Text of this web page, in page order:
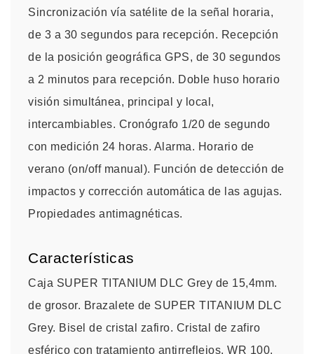
Sincronización vía satélite de la señal horaria,
de 3 a 30 segundos para recepción. Recepción
de la posición geográfica GPS, de 30 segundos
a 2 minutos para recepción. Doble huso horario
visión simultánea, principal y local,
intercambiables. Cronógrafo 1/20 de segundo
con medición 24 horas. Alarma. Horario de
verano (on/off manual). Función de detección de
impactos y corrección automática de las agujas.
Propiedades antimagnéticas.
Características
Caja SUPER TITANIUM DLC Grey de 15,4mm.
de grosor. Brazalete de SUPER TITANIUM DLC
Grey. Bisel de cristal zafiro. Cristal de zafiro
esférico con tratamiento antirreflejos. WR 100.